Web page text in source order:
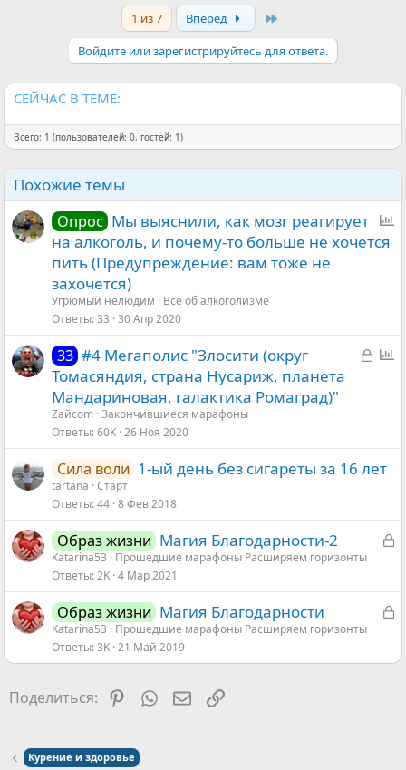
1 из 7 Вперёд
Войдите или зарегистрируйтесь для ответа.
СЕЙЧАС В ТЕМЕ:
Всего: 1 (пользователей: 0, гостей: 1)
Похожие темы
О
Опрос Мы выяснили, как мозг реагирует
на алкоголь, и почему-то больше не хочется
пить (Предупреждение: вам тоже не
захочется)
Угрюмый нелюдим
Все об алкоголизме
Ответы 33 30 Апр 2020
З
т
а
О
33 #4 Мегаполис "Злосити (округ
Томасяндия, страна Нусариж, планета
Мандариновая, галактика Ромаград)"
Zaйcom Закончившиеся марафоны
Ответы 60K 26 Ноя 2020
Сила воли 1-ый день без сигареты за 16 лет
tartana Старт
Ответы 44 8 Фев 2018
З
р
ы
а
Образ жизни Магия Благодарности-2
Katarina53
Прошедшие марафоны Расширяем горизонты
Ответы 2K 4 Мар 2021
З
Образ жизни Магия Благодарности
Katarina53
Прошедшие марафоны Расширяем горизонты
Ответы 3K 21 Май 2019
Поделиться: Pinterest
WhatsAppЭлектронная почта
Ссылка
Курение и здоровье